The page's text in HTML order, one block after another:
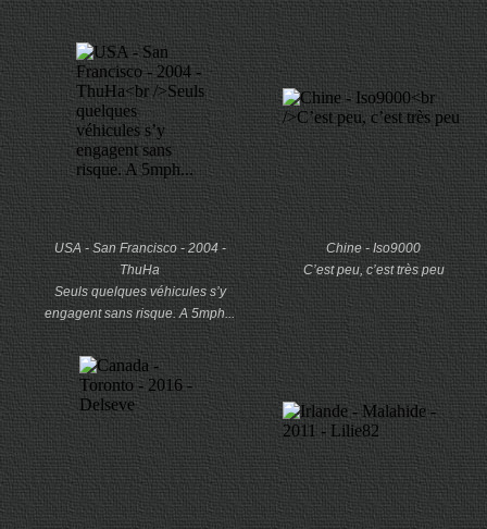
USA - San Francisco - 2004 -
ThuHa
Seuls quelques véhicules s’y
engagent sans risque. A 5mph...
Chine - Iso9000
C’est peu, c’est très peu